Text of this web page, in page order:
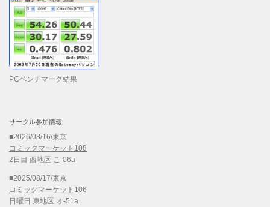
PCベンチマーク結果
サークル参加情報
■2026/08/16/東京
コミックマーケット108
2日目 西地区 こ-06a
■2025/08/17/東京
コミックマーケット106
日曜日 東地区 オ-51a